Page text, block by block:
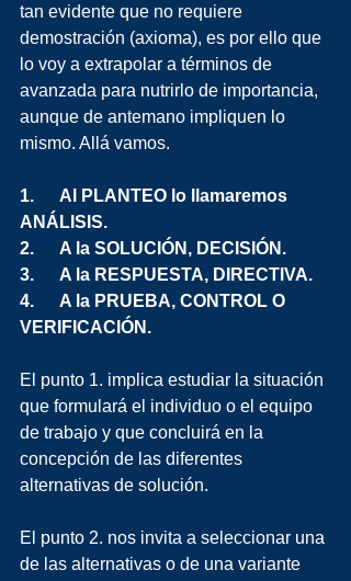
tan evidente que no requiere
demostración (axioma), es por ello que
lo voy a extrapolar a términos de
avanzada para nutrirlo de importancia,
aunque de antemano impliquen lo
mismo. Allá vamos.
1.      Al PLANTEO lo llamaremos
ANÁLISIS.
2.      A la SOLUCIÓN, DECISIÓN.
3.      A la RESPUESTA, DIRECTIVA.
4.      A la PRUEBA, CONTROL O
VERIFICACIÓN.
El punto 1. implica estudiar la situación
que formulará el individuo o el equipo
de trabajo y que concluirá en la
concepción de las diferentes
alternativas de solución.
El punto 2. nos invita a seleccionar una
de las alternativas o de una variante